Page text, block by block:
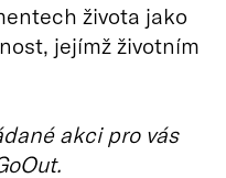
života jako
jejímž životním
akci pro vás